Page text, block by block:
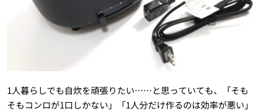
1人暮らしでも自炊を頑張りたい……と思っていても、「そも
そもコンロが1口しかない」「1人分だけ作るのは効率が悪い」